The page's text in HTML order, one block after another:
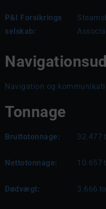
P&I Forsikrings
selskab:
Navigation og
Tonnage
Bruttotonnage: 32.477
Nettotonnage: 10.657
Dødvægt: 3.666